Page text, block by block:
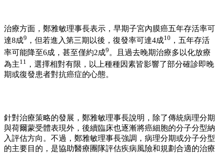
治療方面，鄭雅敏理事長表示，早期子宮內膜癌五年存活率可
達8成9 ，但若進入第三期以後，復發率可達4成10 ，五年存活
率可能降至6成，甚至僅約2成9 。且過去晚期治療多以化放療
為主11 ，選擇相對有限，以上種種因素皆影響了部分確診即晚
期或復發患者對抗癌症的心態。
針對治療策略的發展，鄭雅敏理事長說明，除了傳統病理分期
與荷爾蒙受體表現外，後續臨床也逐漸將癌細胞的分子分型納
入評估方向。不過，鄭雅敏理事長強調，病理分期或分子分型
的主要目的，是協助醫療團隊評估疾病風險和規劃合適的治療